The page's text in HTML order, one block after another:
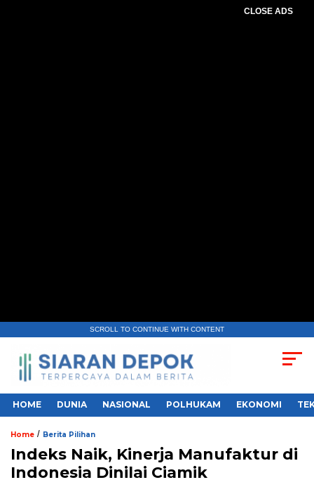
CLOSE ADS
SCROLL TO CONTINUE WITH CONTENT
HOME DUNIA NASIONAL POLHUKAM EKONOMI
Home / Berita Pilihan
Indeks Naik, Kinerja Manufaktur di
Indonesia Dinilai Ciamik